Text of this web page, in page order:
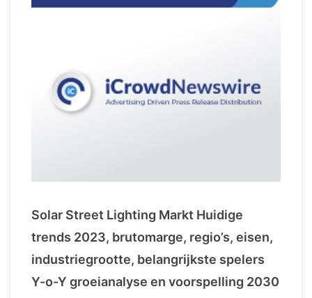
Solar Street Lighting Markt Huidige
trends 2023, brutomarge, regio’s, eisen,
industriegrootte, belangrijkste spelers
Y-o-Y groeianalyse en voorspelling 2030